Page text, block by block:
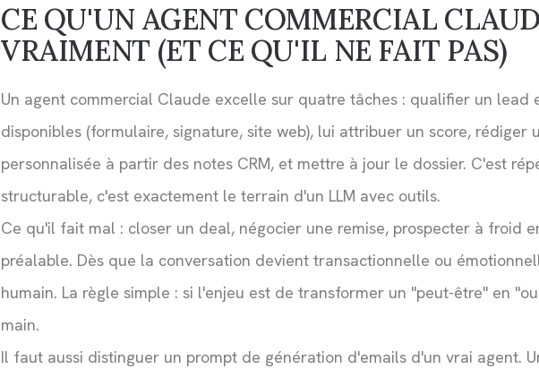
CE QU'UN AGENT COMMERCIAL
VRAIMENT (ET CE QU'IL NE FAIT PAS)
Un agent commercial Claude excelle sur quatre tâches : qualifier un lead
disponibles (formulaire, signature, site web), lui attribuer un score, rédiger
personnalisée à partir des notes CRM, et mettre à jour le dossier. C'est
structurable, c'est exactement le terrain d'un LLM avec outils.
Ce qu'il fait mal : closer un deal, négocier une remise, prospecter à froid
préalable. Dès que la conversation devient transactionnelle ou
humain. La règle simple : si l'enjeu est de transformer un "peut-être" en
main.
Il faut aussi distinguer un prompt de génération d'emails d'un vrai agent.